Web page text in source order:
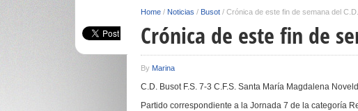
Home / Noticias / Busot / Crónica de este fin de semana del
Crónica de este fin de
By Marina
C.D. Busot F.S. 7-3 C.F.S. Santa María Magdalena
Partido correspondiente a la Jornada 7 de la categoría